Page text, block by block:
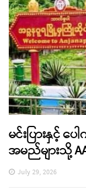
မင်းပြားနှင့်
အမည်များသို့
July 29, 2026